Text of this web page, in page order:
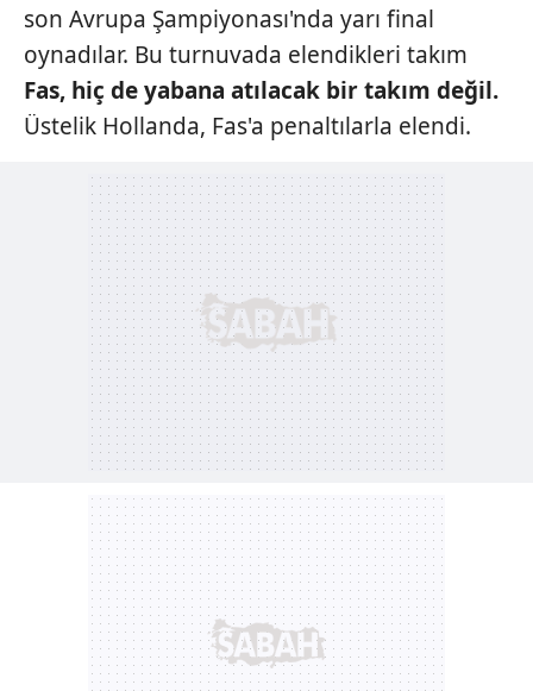
son Avrupa Şampiyonası'nda yarı final
oynadılar. Bu turnuvada elendikleri takım
Fas, hiç de yabana atılacak bir takım değil.
Üstelik Hollanda, Fas'a penaltılarla elendi.